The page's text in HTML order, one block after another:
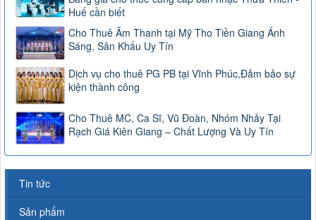
Huế cần biết
Cho Thuê Âm Thanh tại Mỹ Tho Tiền Giang Ánh
Sáng, Sân Khấu Uy Tín
Dịch vụ cho thuê PG PB tại Vĩnh Phúc,Đảm bảo sự
kiện thành công
Cho Thuê MC, Ca Sĩ, Vũ Đoàn, Nhóm Nhảy Tại
Rạch Giá Kiên Giang – Chất Lượng Và Uy Tín
Tin tức
Sản phẩm